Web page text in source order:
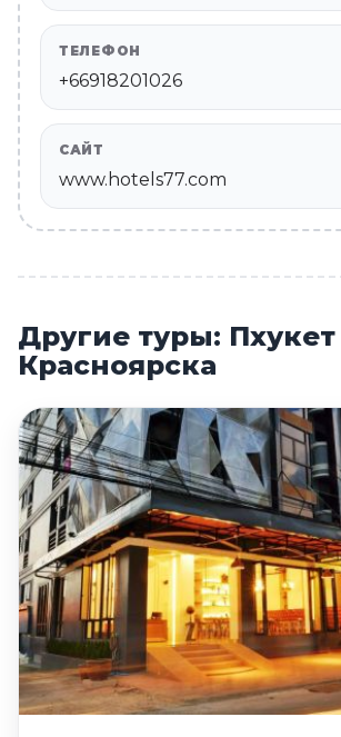
ТЕЛЕФОН
+66918201026
САЙТ
www.hotels77.com
Другие туры: Пхукет
Красноярска